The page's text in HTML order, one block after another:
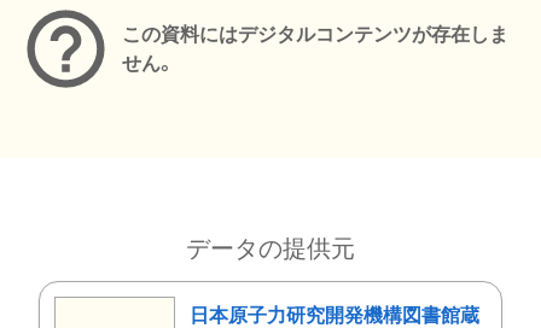
この資料にはデジタルコンテンツが存在しま
せん。
データの提供元
日本原子力研究開発機構図書館蔵